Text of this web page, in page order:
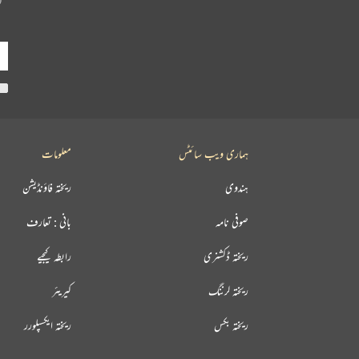
معلومات
ریختہ فاؤنڈیشن
بانی : تعارف
رابطہ کیجیے
کیریئر
ریختہ ایکسپلورر
ہماری ویب سائٹس
ہندوی
صوفی نامہ
ریختہ ڈکشنری
ریختہ لرننگ
ریختہ بکس